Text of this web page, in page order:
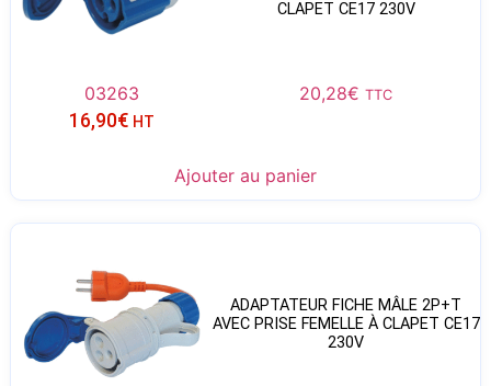
CLAPET CE17 230V
03263 20,28€ TTC
16,90€ HT
Ajouter au panier
ADAPTATEUR FICHE MÂLE 2P+T
AVEC PRISE FEMELLE À CLAPET CE17
230V